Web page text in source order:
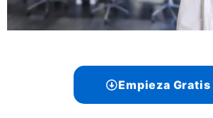
Empieza Gratis